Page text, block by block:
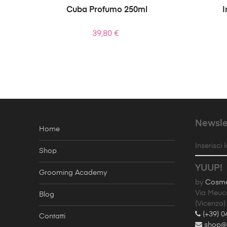
Cuba Profumo 250ml
Prezzo
39,80 €
Home
Shop
Grooming Academy
Blog
Contatti
Inserisci
YUUP!
by
Via
(Vicenza)
(+39)